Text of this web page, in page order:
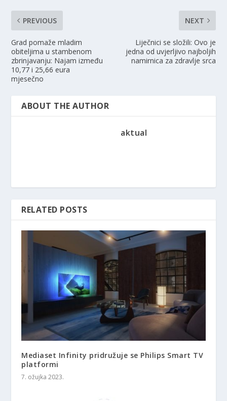
PREVIOUS
Grad pomaže mladim
obiteljima u stambenom
zbrinjavanju: Najam između
10,77 i 25,66 eura
mjesečno
NEXT
Liječnici se složili: Ovo je
jedna od uvjerljivo najboljih
namirnica za zdravlje srca
ABOUT THE AUTHOR
aktual
RELATED POSTS
Mediaset Infinity pridružuje se Philips Smart TV
platformi
7. ožujka 2023.